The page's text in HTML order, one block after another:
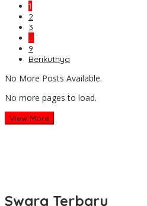
1
2
3
…
9
Berikutnya
No More Posts Available.
No more pages to load.
View More
Swara Terbaru